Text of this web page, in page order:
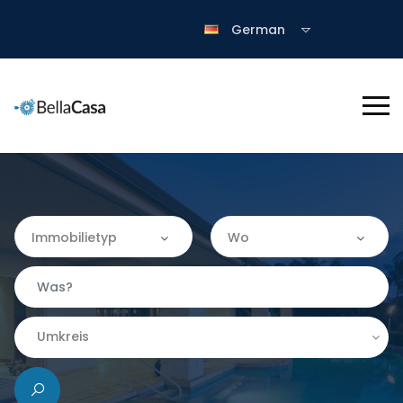
German
Immobilietyp
Immobilietyp
Apartment
Finca
Wo
|-Granada
Umkreis